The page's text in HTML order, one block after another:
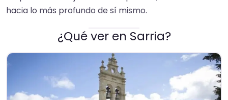
hacia lo más profundo de sí mismo.
¿Qué ver en Sarria?